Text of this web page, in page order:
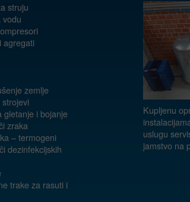
struju
vodu
agregati
zemlje
gletanje i bojanje
zraka
– termogeni
dezinfekcijskih
trake za rasuti i
Kupljenu
uslugu
jamstvo na